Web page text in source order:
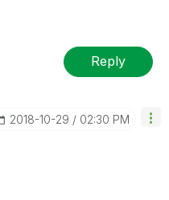
Reply
‎2018-10-29 02:30 PM